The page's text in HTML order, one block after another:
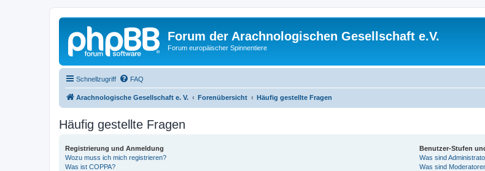
Forum der Arachnologischen Gesellschaft e.V.
Forum europäischer Spinnentiere
Schnellzugriff FAQ
Arachnologische Gesellschaft e. V. Forenübersicht Häufig gestellte Fragen
Häufig gestellte Fragen
Registrierung und Anmeldung
Wozu muss ich mich registrieren?
Was ist COPPA?
Benutzer-Stufen
Was sind
Was sind